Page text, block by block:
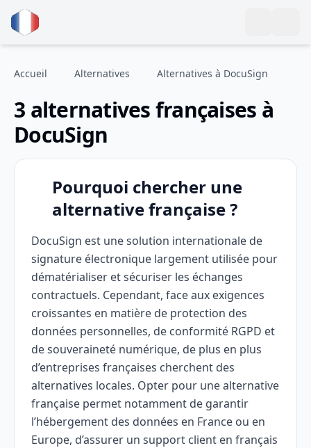
Accueil Alternatives Alternatives à DocuSign
3 alternatives françaises à
DocuSign
Pourquoi chercher une
alternative française ?
DocuSign est une solution internationale de
signature électronique largement utilisée pour
dématérialiser et sécuriser les échanges
contractuels. Cependant, face aux exigences
croissantes en matière de protection des
données personnelles, de conformité RGPD et
de souveraineté numérique, de plus en plus
d’entreprises françaises cherchent des
alternatives locales. Opter pour une alternative
française permet notamment de garantir
l’hébergement des données en France ou en
Europe, d’assurer un support client en français